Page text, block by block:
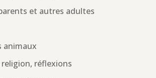
et autres adultes
animaux
réflexions